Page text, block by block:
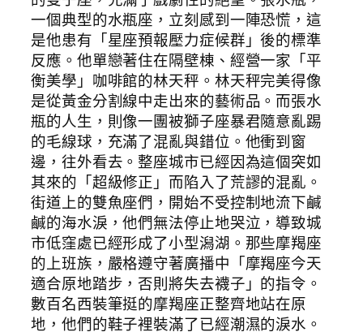
一個典型的水瓶座，立刻感到一陣恐慌，這
是他患有「星座預報壓力症候群」後的標準
反應。他單戀著住在隔壁棟、經營一家「平
衡美學」咖啡館的林天秤。林天秤完美得像
是從黃金分割線中走出來的藝術品。而張水
瓶的人生，則像一團被獅子座暴君隨意亂踢
的毛線球，充滿了混亂與錯位。他衝到窗
邊，往外看去。整座城市已經因為這個突如
其來的「超級修正」而陷入了荒謬的混亂。
街道上的雙魚座們，開始不受控制地流下鹹
鹹的海水淚，他們無法停止地哭泣，導致城
市低窪處已經形成了小型潟湖。那些摩羯座
的上班族，嚴格遵守著廣播中「摩羯座今天
適合原地踏步，否則將失去襪子」的指令。
數百名西裝筆挺的摩羯座正整齊地站在原
地，他們的鞋子裡裝滿了已經潮濕的淚水。